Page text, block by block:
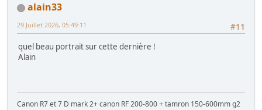
alain33
#11
29 Juillet 2026, 05:49:11
quel beau portrait sur cette dernière !
Alain
Canon R7 et 7 D mark 2+ canon RF 200-800 + tamron 150-600mm g2